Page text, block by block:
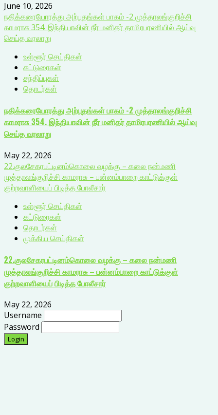
June 10, 2026
நதிக்கரையோரத்து அற்புதங்கள் பாகம் -2 முத்தாலங்குறிச்சி
காமராசு 354. இந்தியாவின் நீர் மனிதர் தாமிரபரணியில் ஆய்வு
செய்த வரலாறு
உள்ளூர் செய்திகள்
கட்டுரைகள்
சந்திப்புகள்
தொடர்கள்
நதிக்கரையோரத்து அற்புதங்கள் பாகம் -2 முத்தாலங்குறிச்சி
காமராசு 354. இந்தியாவின் நீர் மனிதர் தாமிரபரணியில் ஆய்வு
செய்த வரலாறு
May 22, 2026
22.குலசேகரபட்டினம்கொலை வழக்கு – கலை நன்மணி
முத்தாலங்குறிச்சி காமராசு – பன்னம்பாறை காட்டுக்குள்
குற்றவாளியைப் பிடித்த போலீசார்
உள்ளூர் செய்திகள்
கட்டுரைகள்
தொடர்கள்
முக்கிய செய்திகள்
22.குலசேகரபட்டினம்கொலை வழக்கு – கலை நன்மணி
முத்தாலங்குறிச்சி காமராசு – பன்னம்பாறை காட்டுக்குள்
குற்றவாளியைப் பிடித்த போலீசார்
May 22, 2026
Username
Password